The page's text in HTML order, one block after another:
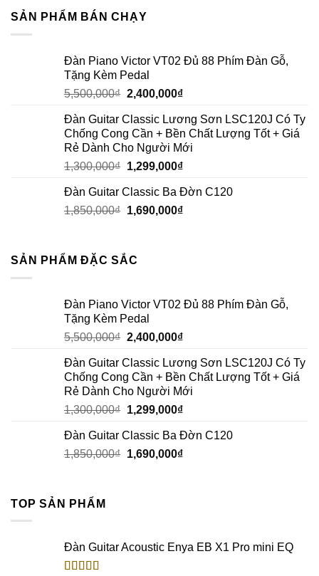
SẢN PHẨM BÁN CHẠY
Đàn Piano Victor VT02 Đủ 88 Phím Đàn Gỗ,
Tặng Kèm Pedal
5,500,000₫ 2,400,000₫
Đàn Guitar Classic Lương Sơn LSC120J Có Ty
Chống Cong Cần + Bền Chất Lượng Tốt + Giá
Rẻ Dành Cho Người Mới
1,300,000₫ 1,299,000₫
Đàn Guitar Classic Ba Đờn C120
1,850,000₫ 1,690,000₫
SẢN PHẨM ĐẶC SẮC
Đàn Piano Victor VT02 Đủ 88 Phím Đàn Gỗ,
Tặng Kèm Pedal
5,500,000₫ 2,400,000₫
Đàn Guitar Classic Lương Sơn LSC120J Có Ty
Chống Cong Cần + Bền Chất Lượng Tốt + Giá
Rẻ Dành Cho Người Mới
1,300,000₫ 1,299,000₫
Đàn Guitar Classic Ba Đờn C120
1,850,000₫ 1,690,000₫
TOP SẢN PHẨM
Đàn Guitar Acoustic Enya EB X1 Pro mini EQ